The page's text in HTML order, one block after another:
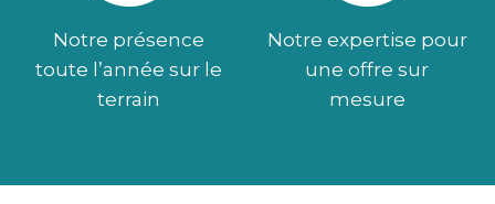
Notre présence
toute l’année sur le
terrain
Notre expertise pour
une offre sur
mesure